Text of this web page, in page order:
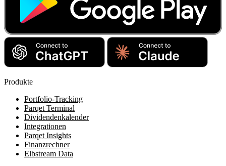
Produkte
Portfolio-Tracking
Parqet Terminal
Dividendenkalender
Integrationen
Parqet Insights
Finanzrechner
Elbstream Data